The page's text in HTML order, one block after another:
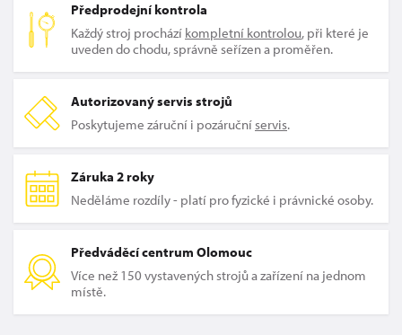
Předprodejní kontrola
Každý stroj prochází kompletní kontrolou, při které je
uveden do chodu, správně seřízen a proměřen.
Autorizovaný servis strojů
Poskytujeme záruční i pozáručníservis.
Záruka 2 roky
Neděláme rozdíly - platí pro fyzické i právnické osoby.
Předváděcí centrum Olomouc
Více než 150 vystavených strojů a zařízení na jednom
místě.